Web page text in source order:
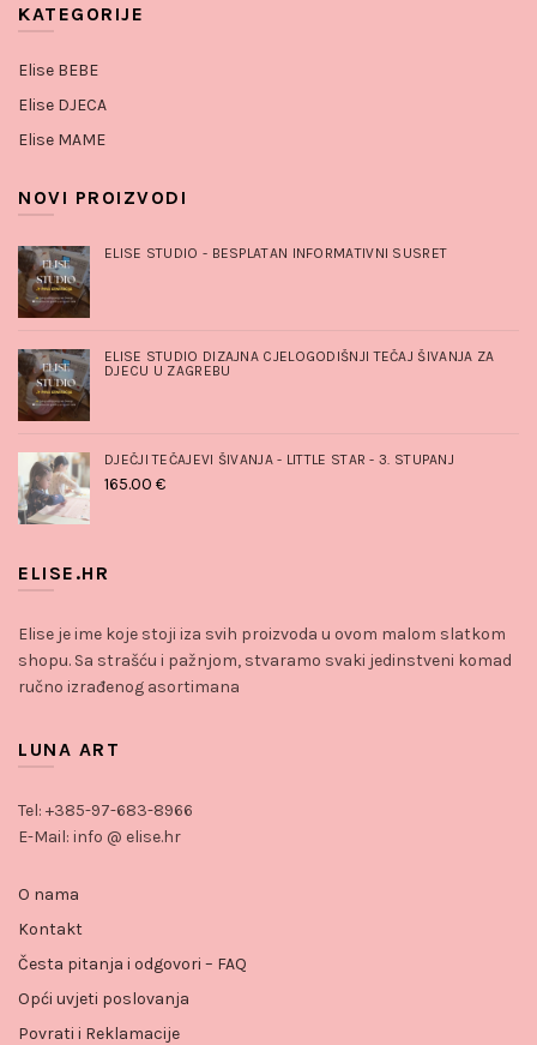
KATEGORIJE
Elise BEBE
Elise DJECA
Elise MAME
NOVI PROIZVODI
ELISE STUDIO - BESPLATAN INFORMATIVNI SUSRET
ELISE STUDIO DIZAJNA CJELOGODIŠNJI TEČAJ ŠIVANJA ZA
DJECU U ZAGREBU
DJEČJI TEČAJEVI ŠIVANJA - LITTLE STAR - 3. STUPANJ
165.00 €
ELISE.HR
Elise je ime koje stoji iza svih proizvoda u ovom malom slatkom
shopu. Sa strašću i pažnjom, stvaramo svaki jedinstveni komad
ručno izrađenog asortimana
LUNA ART
Tel: +385-97-683-8966
E-Mail: info @ elise.hr
O nama
Kontakt
Česta pitanja i odgovori – FAQ
Opći uvjeti poslovanja
Povrati i Reklamacije